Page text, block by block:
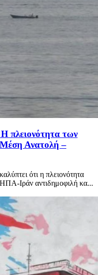
πλειονότητα των
Μέση Ανατολή –
ότι η πλειονότητα
Ιράν αντιδημοφιλή κα...